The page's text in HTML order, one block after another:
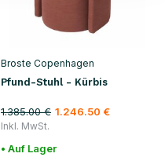
Broste Copenhagen
Pfund-Stuhl - Kürbis
1.385.00 € 1.246.50 €
Inkl. MwSt.
• Auf Lager